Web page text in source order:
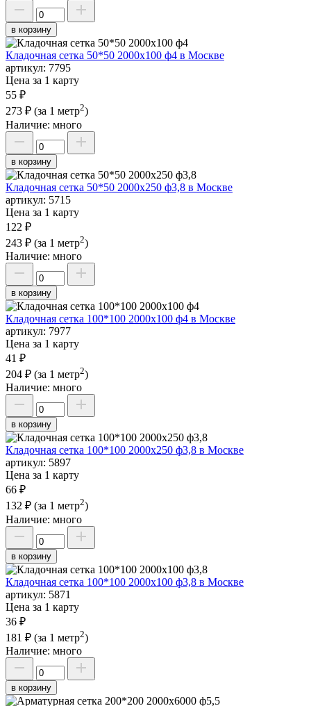
в корзину
Кладочная сетка 50*50 2000х100 ф4 в Москве
артикул: 7795
Цена за 1 карту
55 ₽
273 ₽ (за 1 метр2)
Наличие: много
в корзину
Кладочная сетка 50*50 2000х250 ф3,8 в Москве
артикул: 5715
Цена за 1 карту
122 ₽
243 ₽ (за 1 метр2)
Наличие: много
в корзину
Кладочная сетка 100*100 2000х100 ф4 в Москве
артикул: 7977
Цена за 1 карту
41 ₽
204 ₽ (за 1 метр2)
Наличие: много
в корзину
Кладочная сетка 100*100 2000х250 ф3,8 в Москве
артикул: 5897
Цена за 1 карту
66 ₽
132 ₽ (за 1 метр2)
Наличие: много
в корзину
Кладочная сетка 100*100 2000х100 ф3,8 в Москве
артикул: 5871
Цена за 1 карту
36 ₽
181 ₽ (за 1 метр2)
Наличие: много
в корзину